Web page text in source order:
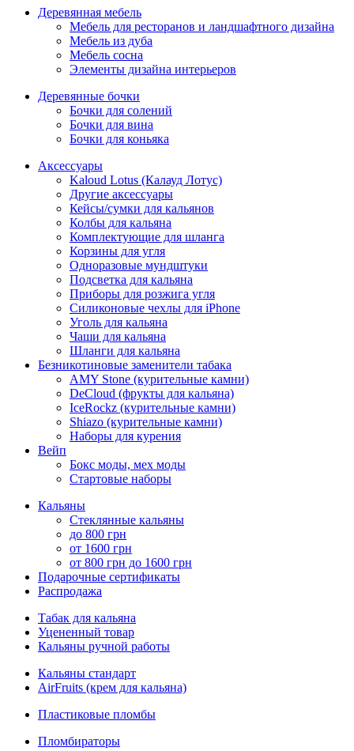
Деревянная мебель
Мебель для ресторанов и ландшафтного дизайна
Мебель из дуба
Мебель сосна
Элементы дизайна интерьеров
Деревянные бочки
Бочки для солений
Бочки для вина
Бочки для коньяка
Аксессуары
Kaloud Lotus (Калауд Лотус)
Другие аксессуары
Кейсы/сумки для кальянов
Колбы для кальяна
Комплектующие для шланга
Корзины для угля
Одноразовые мундштуки
Подсветка для кальяна
Приборы для розжига угля
Силиконовые чехлы для iPhone
Уголь для кальяна
Чаши для кальяна
Шланги для кальяна
Безникотиновые заменители табака
AMY Stone (курительные камни)
DeCloud (фрукты для кальяна)
IceRockz (курительные камни)
Shiazo (курительные камни)
Наборы для курения
Вейп
Бокс моды, мех моды
Стартовые наборы
Кальяны
Стеклянные кальяны
до 800 грн
от 1600 грн
от 800 грн до 1600 грн
Подарочные сертификаты
Распродажа
Табак для кальяна
Уцененный товар
Кальяны ручной работы
Кальяны стандарт
AirFruits (крем для кальяна)
Пластиковые пломбы
Пломбираторы